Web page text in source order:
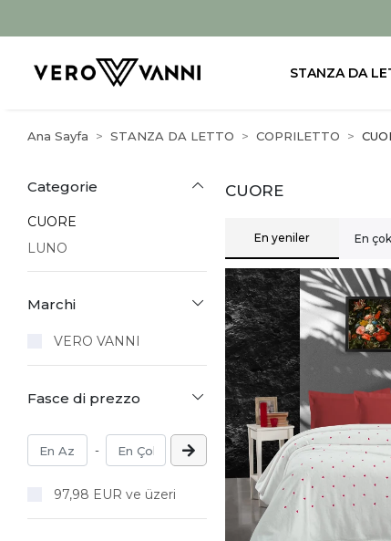
STANZA DA
Ana Sayfa STANZA DA LETTO COPRILETTO
Categorie
CUORE
LUNO
Marchi
VERO VANNI
Fasce di prezzo
-
97,98 EUR ve üzeri
CUORE
En yeniler En